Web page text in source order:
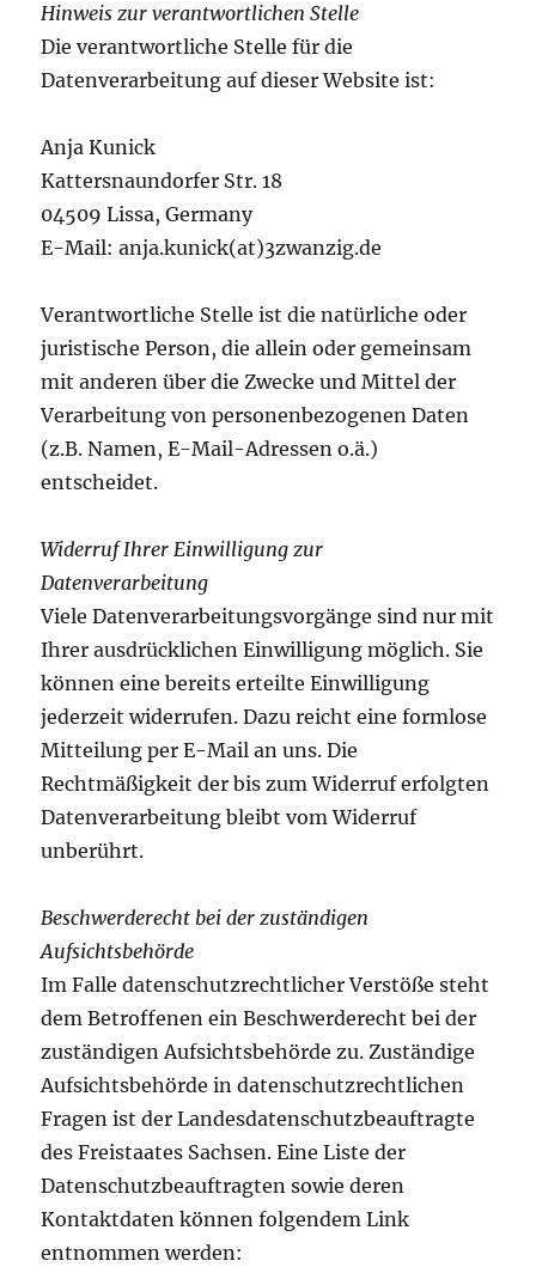
Hinweis zur verantwortlichen Stelle
Die verantwortliche Stelle für die
Datenverarbeitung auf dieser Website ist:
Anja Kunick
Kattersnaundorfer Str. 18
04509 Lissa, Germany
E-Mail: anja.kunick(at)3zwanzig.de
Verantwortliche Stelle ist die natürliche oder
juristische Person, die allein oder gemeinsam
mit anderen über die Zwecke und Mittel der
Verarbeitung von personenbezogenen Daten
(z.B. Namen, E-Mail-Adressen o.ä.)
entscheidet.
Widerruf Ihrer Einwilligung zur
Datenverarbeitung
Viele Datenverarbeitungsvorgänge sind nur mit
Ihrer ausdrücklichen Einwilligung möglich. Sie
können eine bereits erteilte Einwilligung
jederzeit widerrufen. Dazu reicht eine formlose
Mitteilung per E-Mail an uns. Die
Rechtmäßigkeit der bis zum Widerruf erfolgten
Datenverarbeitung bleibt vom Widerruf
unberührt.
Beschwerderecht bei der zuständigen
Aufsichtsbehörde
Im Falle datenschutzrechtlicher Verstöße steht
dem Betroffenen ein Beschwerderecht bei der
zuständigen Aufsichtsbehörde zu. Zuständige
Aufsichtsbehörde in datenschutzrechtlichen
Fragen ist der Landesdatenschutzbeauftragte
des Freistaates Sachsen. Eine Liste der
Datenschutzbeauftragten sowie deren
Kontaktdaten können folgendem Link
entnommen werden: